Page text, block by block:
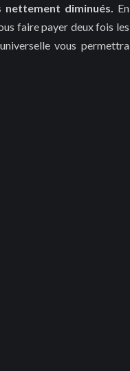
diminués. En
faire payer deux fois les
vous permettra